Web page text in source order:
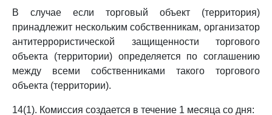
В случае если торговый объект (территория)
принадлежит нескольким собственникам, организатор
антитеррористической защищенности торгового
объекта (территории) определяется по соглашению
между всеми собственниками такого торгового
объекта (территории).
14(1). Комиссия создается в течение 1 месяца со дня: